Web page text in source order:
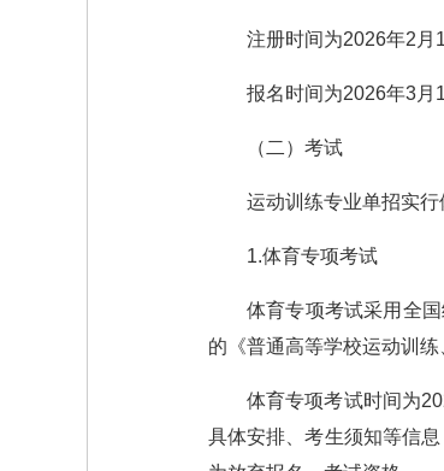
注册时间为2026年2月
报名时间为2026年3月
（二）考试
运动训练专业单招实行
1.体育专项考试
体育专项考试采用全
的《普通高等学校运动训
体育专项考试时间为
具体安排、考生须知等信